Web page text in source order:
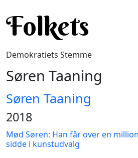
Folkets
Demokratiets Stemme
Søren Taaning
Søren Taaning
2018
Mød Søren: Han får over en
sidde i kunstudvalg